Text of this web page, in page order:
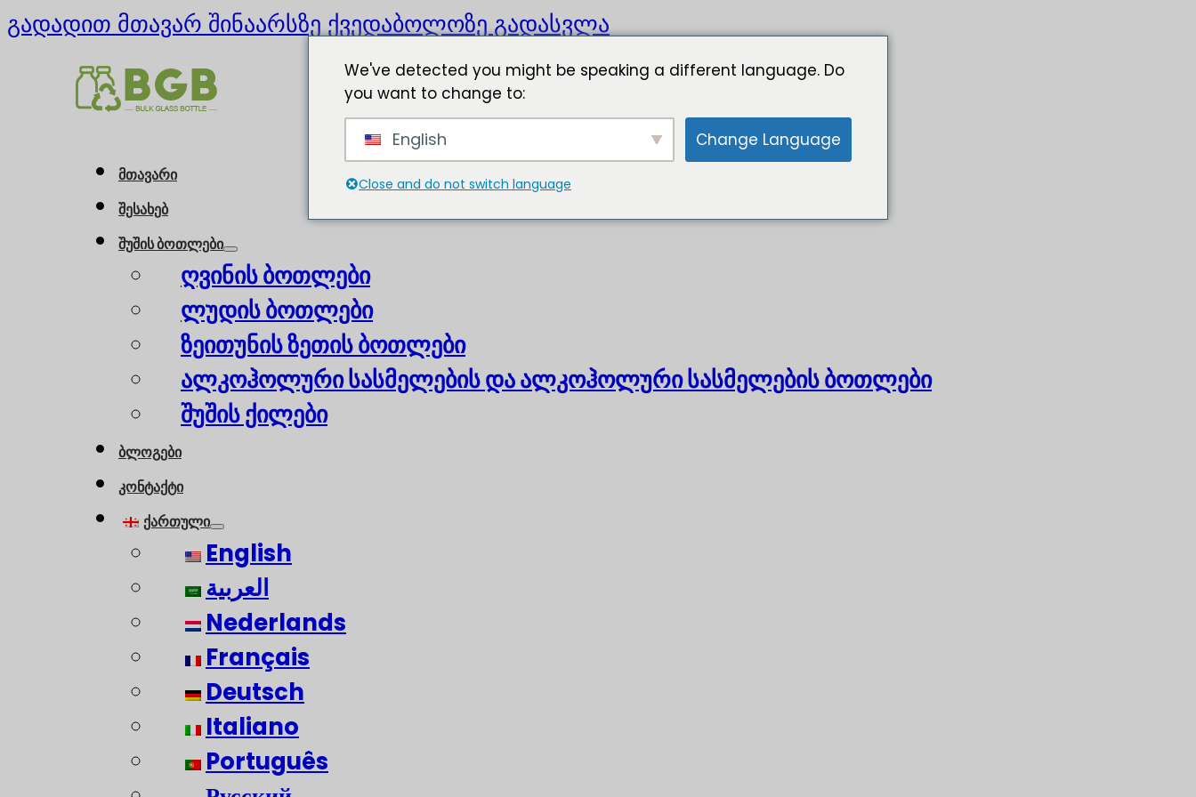
გადადით მთავარ შინაარსზექვედაბოლოზე გადასვლა
მთავარი
შესახებ
შუშის ბოთლები
ღვინის ბოთლები
ლუდის ბოთლები
ზეითუნის ზეთის ბოთლები
ალკოჰოლური სასმელების და ალკოჰოლური სასმელების ბოთლები
შუშის ქილები
ბლოგები
კონტაქტი
ქართული
English
العربية
Nederlands
Français
Deutsch
Italiano
Português
We've detected you might be speaking a different language. Do
you want to change to:
English Change Language
Close and do not switch language